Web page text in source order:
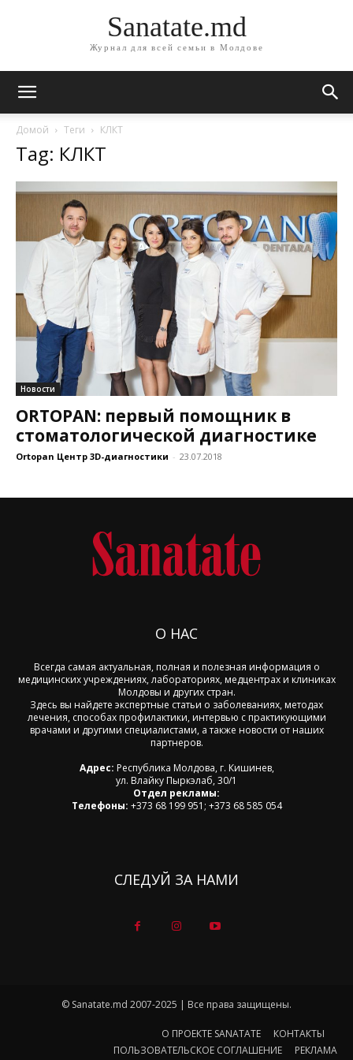
Sanatate.md
Журнал для всей семьи в Молдове
Домой Теги КЛКТ
Tag: КЛКТ
Новости
ORTOPAN: первый помощник в
стоматологической диагностике
Ortopan Центр 3D-диагностики - 23.07.2018
О НАС
Всегда самая актуальная, полная и полезная информация о
медицинских учреждениях, лабораториях, медцентрах и клиниках
Молдовы и других стран.
Здесь вы найдете экспертные статьи о заболеваниях, методах
лечения, способах профилактики, интервью с практикующими
врачами и другими специалистами, а также новости от наших
партнеров.
Адрес: Республика Молдова, г. Кишинев,
ул. Влайку Пыркэлаб, 30/1
Отдел рекламы:
Телефоны: +373 68 199 951; +373 68 585 054
СЛЕДУЙ ЗА НАМИ
© Sanatate.md 2007-2025 | Все права защищены.
О ПРОЕКТЕ SANATATE
КОНТАКТЫ
ПОЛЬЗОВАТЕЛЬСКОЕ СОГЛАШЕНИЕ
РЕКЛАМА